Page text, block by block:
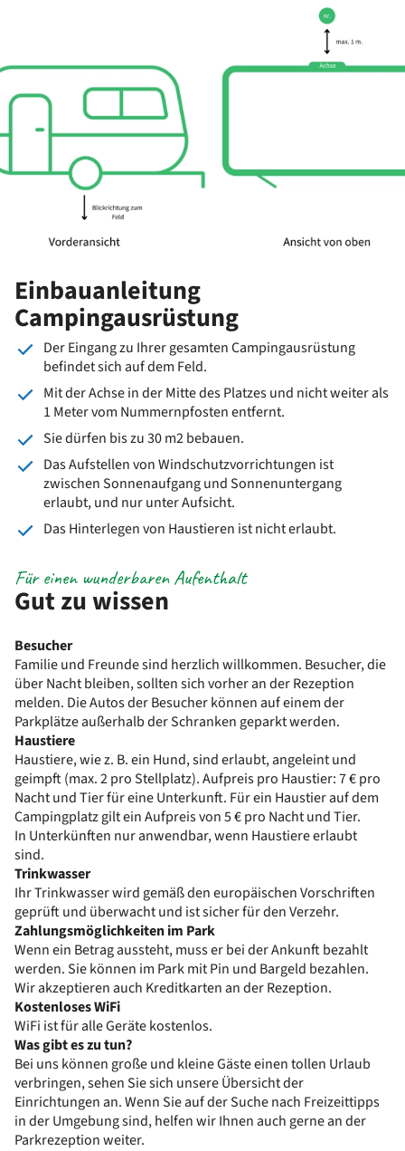
Einbauanleitung
Campingausrüstung
Der Eingang zu Ihrer gesamten Campingausrüstung
befindet sich auf dem Feld.
Mit der Achse in der Mitte des Platzes und nicht weiter als
1 Meter vom Nummernpfosten entfernt.
Sie dürfen bis zu 30 m2 bebauen.
Das Aufstellen von Windschutzvorrichtungen ist
zwischen Sonnenaufgang und Sonnenuntergang
erlaubt, und nur unter Aufsicht.
Das Hinterlegen von Haustieren ist nicht erlaubt.
Gut zu wissen
Für einen wunderbaren Aufenthalt
Besucher
Familie und Freunde sind herzlich willkommen. Besucher, die
über Nacht bleiben, sollten sich vorher an der Rezeption
melden. Die Autos der Besucher können auf einem der
Parkplätze außerhalb der Schranken geparkt werden.
Haustiere
Haustiere, wie z. B. ein Hund, sind erlaubt, angeleint und
geimpft (max. 2 pro Stellplatz). Aufpreis pro Haustier: 7 € pro
Nacht und Tier für eine Unterkunft. Für ein Haustier auf dem
Campingplatz gilt ein Aufpreis von 5 € pro Nacht und Tier.
In Unterkünften nur anwendbar, wenn Haustiere erlaubt
sind.
Trinkwasser
Ihr Trinkwasser wird gemäß den europäischen Vorschriften
geprüft und überwacht und ist sicher für den Verzehr.
Zahlungsmöglichkeiten im Park
Wenn ein Betrag aussteht, muss er bei der Ankunft bezahlt
werden. Sie können im Park mit Pin und Bargeld bezahlen.
Wir akzeptieren auch Kreditkarten an der Rezeption.
Kostenloses WiFi
WiFi ist für alle Geräte kostenlos.
Was gibt es zu tun?
Bei uns können große und kleine Gäste einen tollen Urlaub
verbringen, sehen Sie sich unsere Übersicht der
Einrichtungen an. Wenn Sie auf der Suche nach Freizeittipps
in der Umgebung sind, helfen wir Ihnen auch gerne an der
Parkrezeption weiter.